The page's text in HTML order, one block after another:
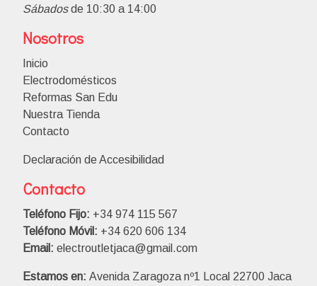
Sábadosde 10:30 a 14:00
Nosotros
Inicio
Electrodomésticos
Reformas San Edu
Nuestra Tienda
Contacto
Declaración de Accesibilidad
Contacto
Teléfono Fijo: +34 974 115 567
Teléfono Móvil: +34 620 606 134
Email: electroutletjaca@gmail.com
Estamos en: Avenida Zaragoza nº1 Local 22700 Jaca